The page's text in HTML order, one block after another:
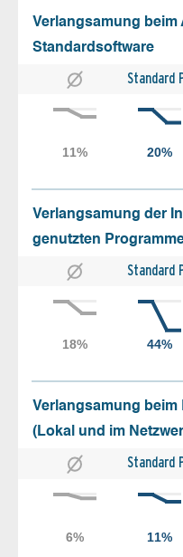
Verlangsamung
Standardsoftware
Standard
Verlangsamung der
genutzten
Standard
Verlangsamung
(Lokal und im
Standard